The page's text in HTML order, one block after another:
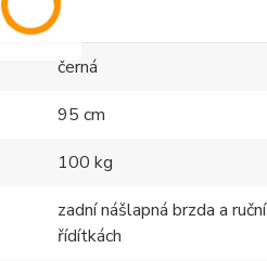
černá
95 cm
100 kg
zadní nášlapná brzda a
řídítkách